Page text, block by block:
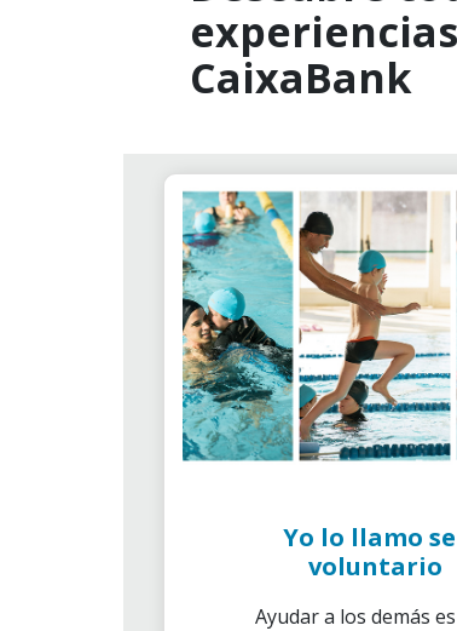
CaixaBank
Yo lo llamo
voluntario
Ayudar a los demás